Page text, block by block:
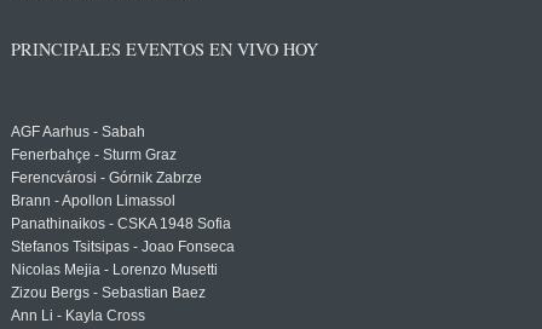
PRINCIPALES EVENTOS EN VIVO HOY
AGF Aarhus - Sabah
Fenerbahçe - Sturm Graz
Ferencvárosi - Górnik Zabrze
Brann - Apollon Limassol
Panathinaikos - CSKA 1948 Sofia
Stefanos Tsitsipas - Joao Fonseca
Nicolas Mejia - Lorenzo Musetti
Zizou Bergs - Sebastian Baez
Ann Li - Kayla Cross